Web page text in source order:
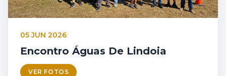
05 JUN 2026
Encontro Águas De Lindoia
VER FOTOS